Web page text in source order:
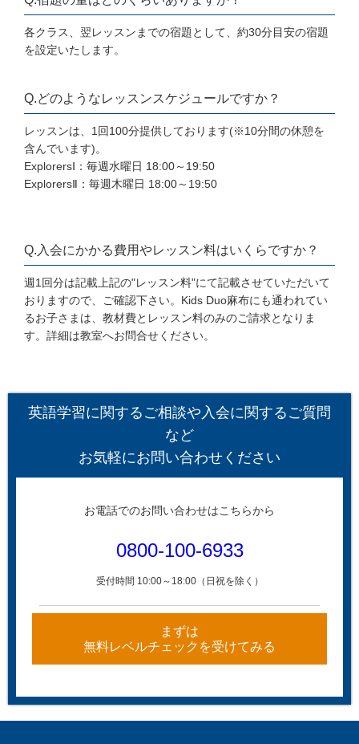
各クラス、翌レッスンまでの宿題として、約30分目安の宿題
を設定いたします。
Q.どのようなレッスンスケジュールですか？
レッスンは、1回100分提供しております(※10分間の休憩を
含んでいます)。
ExplorersⅠ：毎週水曜日 18:00～19:50
ExplorersⅡ：毎週木曜日 18:00～19:50
Q.入会にかかる費用やレッスン料はいくらですか？
週1回分は記載上記の"レッスン料"にて記載させていただいて
おりますので、ご確認下さい。Kids Duo麻布にも通われてい
るお子さまは、教材費とレッスン料のみのご請求となりま
す。詳細は教室へお問合せください。
英語学習に関するご相談や入会に関するご質問
など
お気軽にお問い合わせください
お電話でのお問い合わせはこちらから
0800-100-6933
受付時間 10:00～18:00（日祝を除く）
まずは
無料レベルチェックを受けてみる